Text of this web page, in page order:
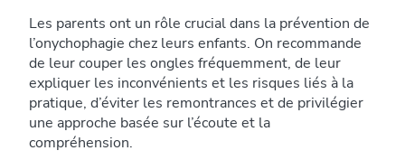
Les parents ont un rôle crucial dans la prévention de
l’onychophagie chez leurs enfants. On recommande
de leur couper les ongles fréquemment, de leur
expliquer les inconvénients et les risques liés à la
pratique, d’éviter les remontrances et de privilégier
une approche basée sur l’écoute et la
compréhension.